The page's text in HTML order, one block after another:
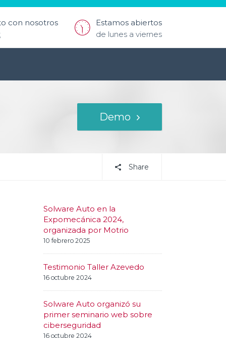
Estamos abiertos
de lunes a viernes
con nosotros
Demo
Share
Solware Auto en la
Expomecánica 2024,
organizada por Motrio
10 febrero 2025
Testimonio Taller Azevedo
16 octubre 2024
Solware Auto organizó su
primer seminario web sobre
ciberseguridad
16 octubre 2024